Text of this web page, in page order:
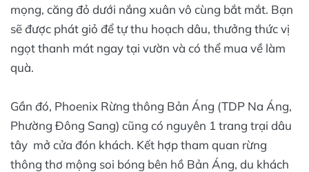
mọng, căng đỏ dưới nắng xuân vô cùng bắt mắt. Bạn
sẽ được phát giỏ để tự thu hoạch dâu, thưởng thức vị
ngọt thanh mát ngay tại vườn và có thể mua về làm
quà.
Gần đó, Phoenix Rừng thông Bản Áng (TDP Na Áng,
Phường Đông Sang) cũng có nguyên 1 trang trại dâu
tây mở cửa đón khách. Kết hợp tham quan rừng
thông thơ mộng soi bóng bên hồ Bản Áng, du khách